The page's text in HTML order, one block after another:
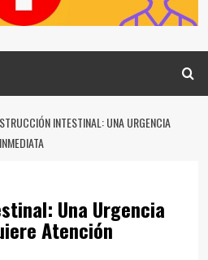
INTESTINAL: UNA URGENCIA
Una Urgencia
Atención